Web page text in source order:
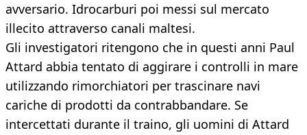
avversario. Idrocarburi poi messi sul mercato
illecito attraverso canali maltesi.
Gli investigatori ritengono che in questi anni Paul
Attard abbia tentato di aggirare i controlli in mare
utilizzando rimorchiatori per trascinare navi
cariche di prodotti da contrabbandare. Se
intercettati durante il traino, gli uomini di Attard